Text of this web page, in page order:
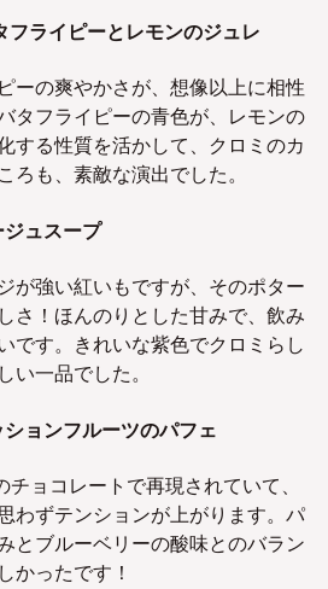
フライピーとレモンのジュレ
ーの爽やかさが、想像以上に相性
タフライピーの青色が、レモンの
する性質を活かして、クロミのカ
ろも、素敵な演出でした。
ュスープ
が強い紅いもですが、そのポター
さ！ほんのりとした甘みで、飲み
です。きれいな紫色でクロミらし
い一品でした。
ョンフルーツのパフェ
チョコレートで再現されていて、
わずテンションが上がります。パ
とブルーベリーの酸味とのバラン
かったです！